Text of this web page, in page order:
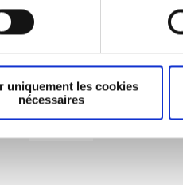
uniquement les cookies
nécessaires